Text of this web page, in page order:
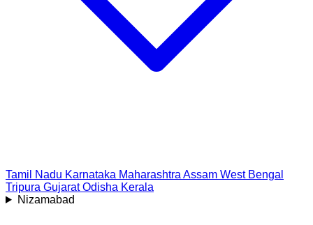
Tamil Nadu Karnataka Maharashtra Assam West Bengal
Tripura Gujarat Odisha Kerala
Nizamabad